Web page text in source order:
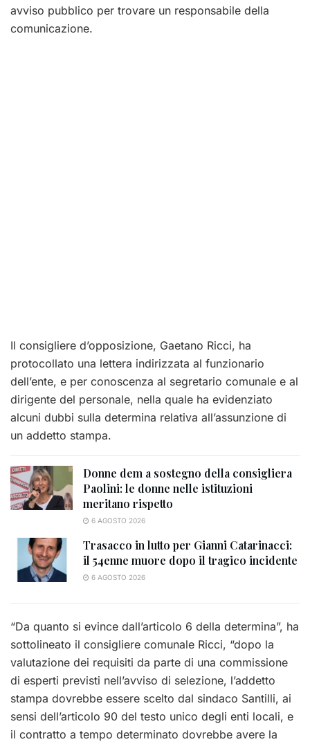
avviso pubblico per trovare un responsabile della
comunicazione.
Il consigliere d’opposizione, Gaetano Ricci, ha
protocollato una lettera indirizzata al funzionario
dell’ente, e per conoscenza al segretario comunale e al
dirigente del personale, nella quale ha evidenziato
alcuni dubbi sulla determina relativa all’assunzione di
un addetto stampa.
Donne dem a sostegno della consigliera
Paolini: le donne nelle istituzioni
meritano rispetto
6 AGOSTO 2026
Trasacco in lutto per Gianni Catarinacci:
il 54enne muore dopo il tragico incidente
6 AGOSTO 2026
“Da quanto si evince dall’articolo 6 della determina”, ha
sottolineato il consigliere comunale Ricci, “dopo la
valutazione dei requisiti da parte di una commissione
di esperti previsti nell’avviso di selezione, l’addetto
stampa dovrebbe essere scelto dal sindaco Santilli, ai
sensi dell’articolo 90 del testo unico degli enti locali, e
il contratto a tempo determinato dovrebbe avere la